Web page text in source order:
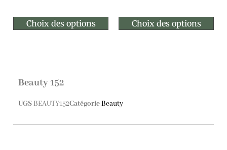
Choix des options Choix des options
Beauty 152
UGSBEAUTY152CatégorieBeauty